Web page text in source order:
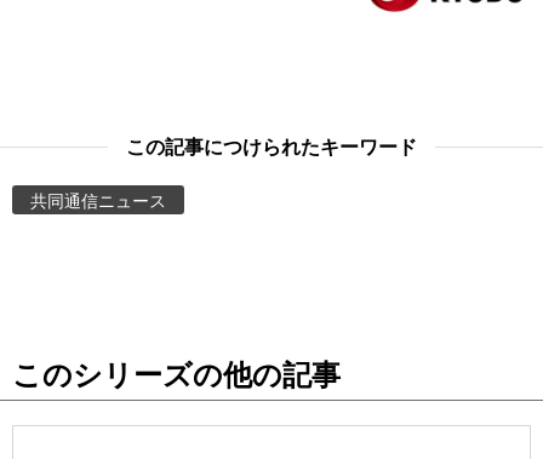
お知らせ
この記事につけられたキーワード
共同通信ニュース
このシリーズの他の記事